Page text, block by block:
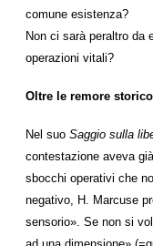
comune esistenza?
Non ci sarà peraltro da
operazioni vitali?
Oltre le remore
Nel suo Saggio sulla
contestazione aveva
sbocchi operativi che
negativo, H. Marcuse
sensorio». Se non si